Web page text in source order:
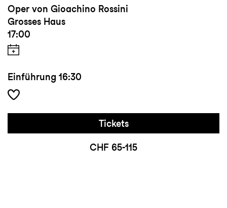
Oper von Gioachino Rossini
Grosses Haus
17:00
Einführung 16:30
Tickets
CHF 65-115